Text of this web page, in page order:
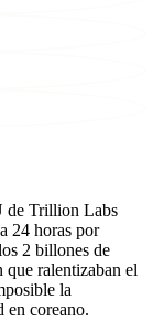
de Trillion Labs
24 horas por
2 billones de
que ralentizaban el
la
en coreano.